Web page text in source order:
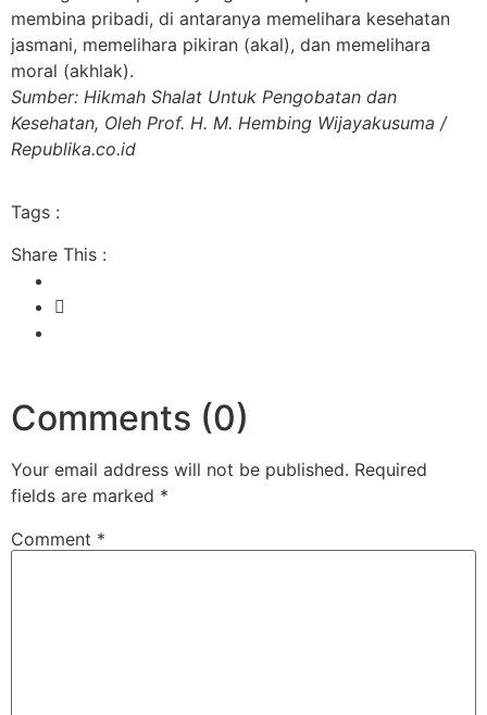
membina pribadi, di antaranya memelihara kesehatan
jasmani, memelihara pikiran (akal), dan memelihara
moral (akhlak).
Sumber: Hikmah Shalat Untuk Pengobatan dan
Kesehatan, Oleh Prof. H. M. Hembing Wijayakusuma /
Republika.co.id
Tags :
Share This :
Comments (0)
Your email address will not be published. Required
fields are marked *
Comment *